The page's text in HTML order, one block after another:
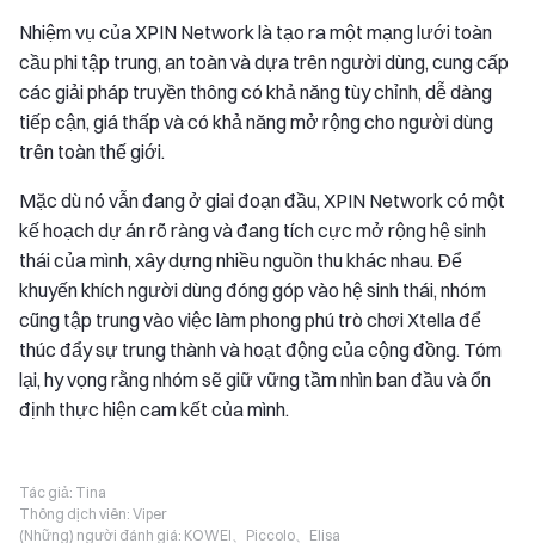
Nhiệm vụ của XPIN Network là tạo ra một mạng lưới toàn
cầu phi tập trung, an toàn và dựa trên người dùng, cung cấp
các giải pháp truyền thông có khả năng tùy chỉnh, dễ dàng
tiếp cận, giá thấp và có khả năng mở rộng cho người dùng
trên toàn thế giới.
Mặc dù nó vẫn đang ở giai đoạn đầu, XPIN Network có một
kế hoạch dự án rõ ràng và đang tích cực mở rộng hệ sinh
thái của mình, xây dựng nhiều nguồn thu khác nhau. Để
khuyến khích người dùng đóng góp vào hệ sinh thái, nhóm
cũng tập trung vào việc làm phong phú trò chơi Xtella để
thúc đẩy sự trung thành và hoạt động của cộng đồng. Tóm
lại, hy vọng rằng nhóm sẽ giữ vững tầm nhìn ban đầu và ổn
định thực hiện cam kết của mình.
Tác giả: Tina
Thông dịch viên: Viper
(Những) người đánh giá: KOWEI、Piccolo、Elisa